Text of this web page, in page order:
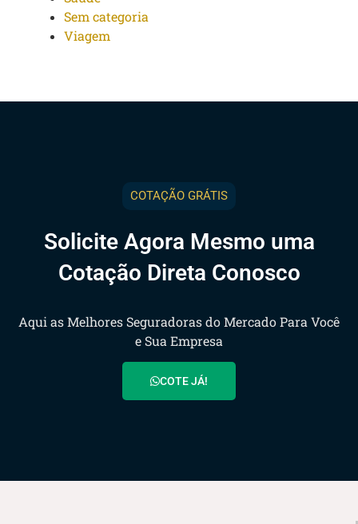
Sem categoria
Viagem
COTAÇÃO GRÁTIS
Solicite Agora Mesmo uma
Cotação Direta Conosco
Aqui as Melhores Seguradoras do Mercado Para Você
e Sua Empresa
COTE JÁ!